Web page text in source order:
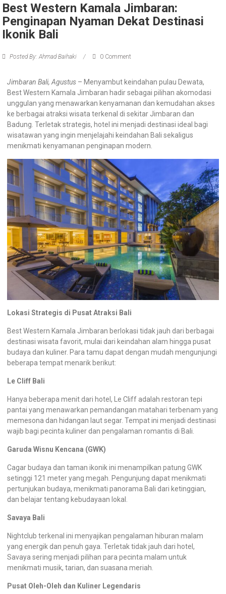
Best Western Kamala Jimbaran:
Penginapan Nyaman Dekat Destinasi
Ikonik Bali
Posted By: Ahmad Baihaki 0 Comment
Jimbaran Bali, Agustus – Menyambut keindahan pulau Dewata,
Best Western Kamala Jimbaran hadir sebagai pilihan akomodasi
unggulan yang menawarkan kenyamanan dan kemudahan akses
ke berbagai atraksi wisata terkenal di sekitar Jimbaran dan
Badung. Terletak strategis, hotel ini menjadi destinasi ideal bagi
wisatawan yang ingin menjelajahi keindahan Bali sekaligus
menikmati kenyamanan penginapan modern.
Lokasi Strategis di Pusat Atraksi Bali
Best Western Kamala Jimbaran berlokasi tidak jauh dari berbagai
destinasi wisata favorit, mulai dari keindahan alam hingga pusat
budaya dan kuliner. Para tamu dapat dengan mudah mengunjungi
beberapa tempat menarik berikut:
Le Cliff Bali
Hanya beberapa menit dari hotel, Le Cliff adalah restoran tepi
pantai yang menawarkan pemandangan matahari terbenam yang
memesona dan hidangan laut segar. Tempat ini menjadi destinasi
wajib bagi pecinta kuliner dan pengalaman romantis di Bali.
Garuda Wisnu Kencana (GWK)
Cagar budaya dan taman ikonik ini menampilkan patung GWK
setinggi 121 meter yang megah. Pengunjung dapat menikmati
pertunjukan budaya, menikmati panorama Bali dari ketinggian,
dan belajar tentang kebudayaan lokal.
Savaya Bali
Nightclub terkenal ini menyajikan pengalaman hiburan malam
yang energik dan penuh gaya. Terletak tidak jauh dari hotel,
Savaya sering menjadi pilihan para pecinta malam untuk
menikmati musik, tarian, dan suasana meriah.
Pusat Oleh-Oleh dan Kuliner Legendaris